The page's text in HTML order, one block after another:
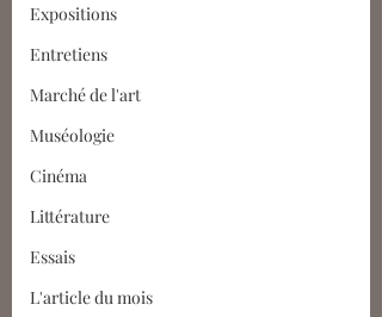
Expositions
Entretiens
Marché de l'art
Muséologie
Cinéma
Littérature
Essais
L'article du mois